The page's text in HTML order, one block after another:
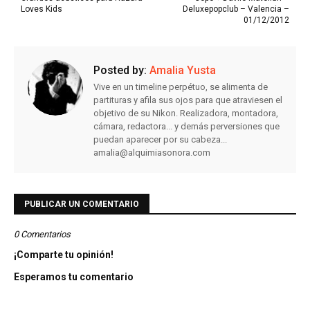
Deluxepopclub – Valencia –
01/12/2012
Loves Kids
Posted by: Amalia Yusta
Vive en un timeline perpétuo, se alimenta de
partituras y afila sus ojos para que atraviesen el
objetivo de su Nikon. Realizadora, montadora,
cámara, redactora... y demás perversiones que
puedan aparecer por su cabeza...
amalia@alquimiasonora.com
PUBLICAR UN COMENTARIO
0 Comentarios
¡Comparte tu opinión!
Esperamos tu comentario